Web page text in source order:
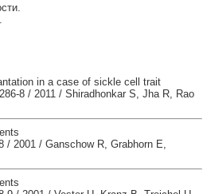
in a case of sickle cell trait
8 / 2011 / Shiradhonkar S, Jha R, Rao
/ 2001 / Ganschow R, Grabhorn E,